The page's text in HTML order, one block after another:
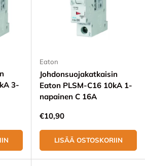
3-
Eaton
Johdonsuojakatkaisin
Eaton PLSM-C16 10kA 1-
napainen C 16A
Normaali hinta
€10,90
LISÄÄ OSTOSKORIIN